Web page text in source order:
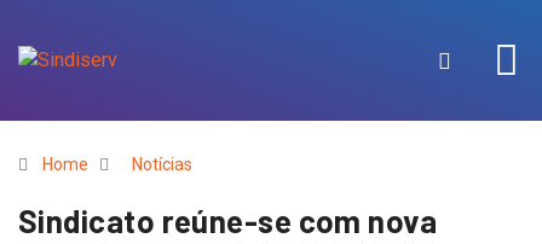
Home Notícias
Sindicato reúne-se com nova